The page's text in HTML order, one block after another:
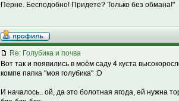
Перне. Бесподобно! Придете? Только без обмана!"
Re: Голубика и почва
Вот так и появились в моём саду 4 куста
компе папка "моя голубика" :D
И началось.. ой, да это болотная ягода, ей нужна